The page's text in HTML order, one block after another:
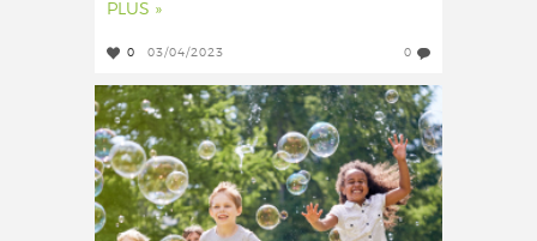
PLUS »
0 03/04/2023 0